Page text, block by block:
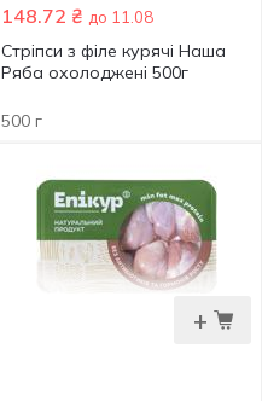
148.72 ₴ до 11.08
Стріпси з філе курячі Наша
Ряба охолоджені 500г
500 г
+